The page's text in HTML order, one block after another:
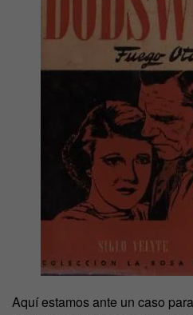
Aquí estamos ante un caso